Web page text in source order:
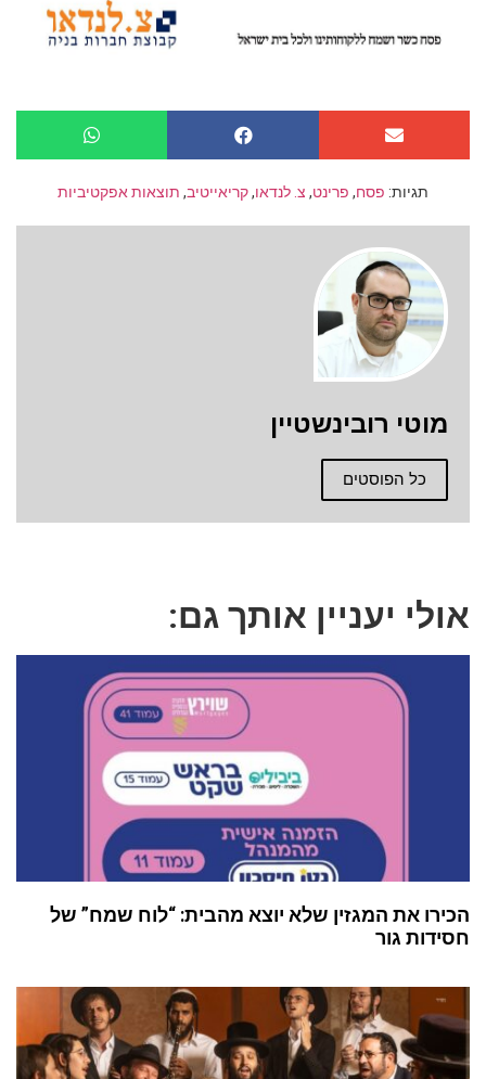
תגיות: פסח, פרינט, צ. לנדאו,קריאייטיב, תוצאות אפקטיביות
מוטי רובינשטיין
כל הפוסטים
אולי יעניין אותך גם:
הכירו את המגזין שלא יוצא מהבית: “לוח שמח” של
חסידות גור